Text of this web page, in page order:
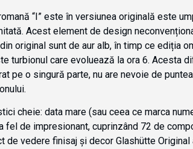
“I” este în versiunea originală este
Acest element de design
original sunt de aur alb, în ​​timp ce ediția
turbionul care evoluează la ora 6. Acesta
pe o singură parte, nu are nevoie de
cheie: data mare (sau ceea ce marca
fel de impresionant, cuprinzând 72 de
de vedere finisaj și decor Glashütte